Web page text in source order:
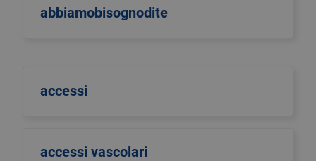
abbiamobisognodite
accessi
accessi vascolari